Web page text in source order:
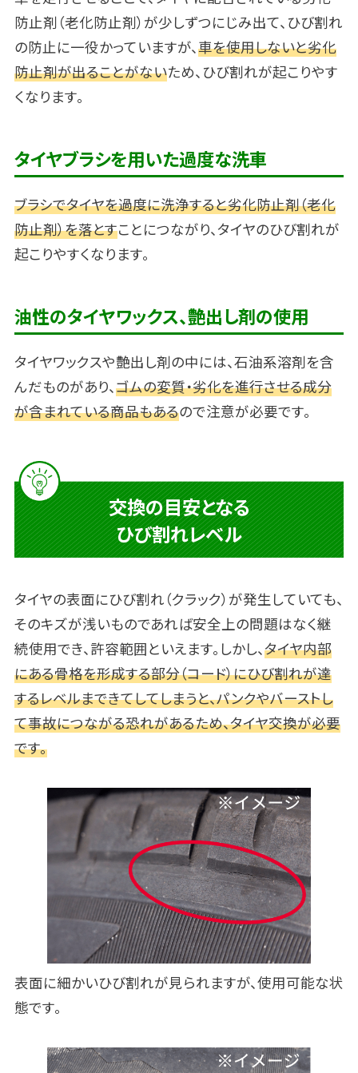
防止剤（老化防止剤）が少しずつにじみ出て、ひび割れ
の防止に一役かっていますが、車を使用しないと劣化
防止剤が出ることがないため、ひび割れが起こりやす
くなります。
タイヤブラシを用いた過度な洗車
ブラシでタイヤを過度に洗浄すると劣化防止剤（老化
防止剤）を落とすことにつながり、タイヤのひび割れが
起こりやすくなります。
油性のタイヤワックス、艶出し剤の使用
タイヤワックスや艶出し剤の中には、石油系溶剤を含
んだものがあり、ゴムの変質・劣化を進行させる成分
が含まれている商品もあるので注意が必要です。
交換の目安となる
ひび割れレベル
タイヤの表面にひび割れ（クラック）が発生していても、
そのキズが浅いものであれば安全上の問題はなく継
続使用でき、許容範囲といえます。しかし、タイヤ内部
にある骨格を形成する部分（コード）にひび割れが達
するレベルまできてしてしまうと、パンクやバーストし
て事故につながる恐れがあるため、タイヤ交換が必要
です。
表面に細かいひび割れが見られますが、使用可能な状
態です。